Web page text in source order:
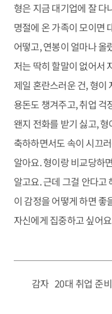
형은 지금 대기업에 잘 다
명절에 온 가족이 모이면
어떻고, 연봉이 얼마나 올
저는 딱히 할말이 없어서
제일 혼란스러운 건, 형이
용돈도 챙겨주고, 취업 걱
왠지 전화를 받기 싫고,
축하하면서도 속이 시끄
알아요. 형이랑 비교당하
알고요. 근데 그걸 안다고
이 감정을 어떻게 하면 좋
자신에게 집중하고 싶어
감자 20대 취업 준